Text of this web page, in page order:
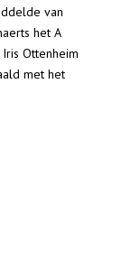
van
het A
Ottenheim
met het